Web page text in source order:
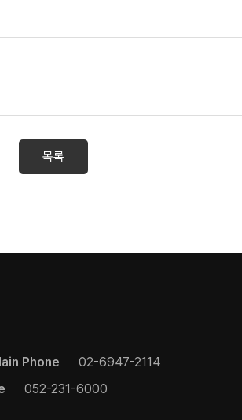
목록
Phone
02-6947-2114
052-231-6000